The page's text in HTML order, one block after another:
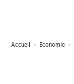
Accueil > Economie >